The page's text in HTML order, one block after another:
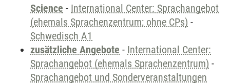
Science - International Center: Sprachangebot
(ehemals Sprachenzentrum; ohne CPs) -
Schwedisch A1
zusätzliche Angebote - International Center:
Sprachangebot (ehemals Sprachenzentrum) -
Sprachangebot und Sonderveranstaltungen